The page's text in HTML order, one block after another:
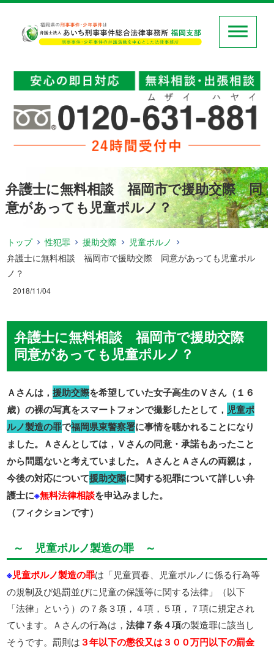
弁護士に無料相談 福岡市で援助交際 同
意があっても児童ポルノ？
トップ 性犯罪 援助交際
児童ポルノ
弁護士に無料相談 福岡市で援助交際 同意があっても児童ポル
ノ？
2018/11/04
弁護士に無料相談 福岡市で援助交際
同意があっても児童ポルノ？
Ａさんは，援助交際を希望していた女子高生のＶさん（１６
歳）の裸の写真をスマートフォンで撮影したとして，児童ポ
ルノ製造の罪で福岡県東警察署に事情を聴かれることになり
ました。Ａさんとしては，Ｖさんの同意・承諾もあったこと
から問題ないと考えていました。ＡさんとＡさんの両親は，
今後の対応について援助交際に関する犯罪について詳しい弁
護士に※無料法律相談を申込みました。
（フィクションです）
～ 児童ポルノ製造の罪 ～
※児童ポルノ製造の罪は「児童買春、児童ポルノに係る行為等
の規制及び処罰並びに児童の保護等に関する法律」（以下
「法律」という）の７条３項，４項，５項，７項に規定され
ています。Ａさんの行為は，法律７条４項の製造罪に該当し
そうです。罰則は３年以下の懲役又は３００万円以下の罰金